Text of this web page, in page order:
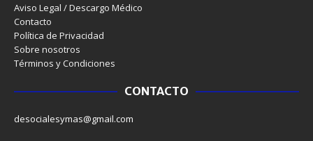
Aviso Legal / Descargo Médico
Contacto
Política de Privacidad
Sobre nosotros
Términos y Condiciones
CONTACTO
desocialesymas@gmail.com